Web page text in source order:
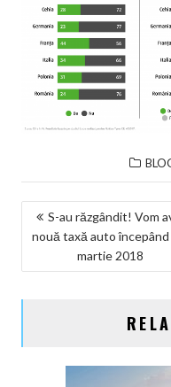
NAVIGARE
ÎN
ARTICOLE
S-au răzgândit! Vom
nouă taxă auto începând
martie 2018